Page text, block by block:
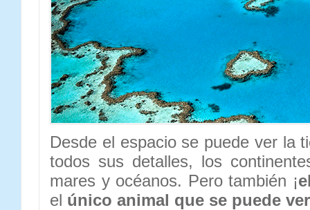
Desde el espacio se puede ver la
todos sus detalles, los
mares y océanos. Pero también ¡
el único animal que se puede